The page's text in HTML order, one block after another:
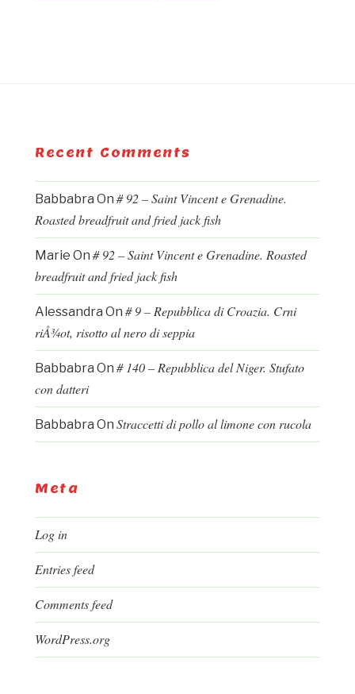
Recent Comments
Babbabra On # 92 – Saint Vincent e Grenadine.
Roasted breadfruit and fried jack fish
Marie On # 92 – Saint Vincent e Grenadine. Roasted
breadfruit and fried jack fish
Alessandra On # 9 – Repubblica di Croazia. Crni
riÅ¾ot, risotto al nero di seppia
Babbabra On # 140 – Repubblica del Niger. Stufato
con datteri
Babbabra On Straccetti di pollo al limone con rucola
Meta
Log in
Entries feed
Comments feed
WordPress.org